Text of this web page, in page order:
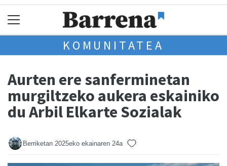
KOMUNITATEA
Aurten ere sanferminetan
murgiltzeko aukera eskainiko
du Arbil Elkarte Sozialak
Berriketan 2025eko ekainaren 24a